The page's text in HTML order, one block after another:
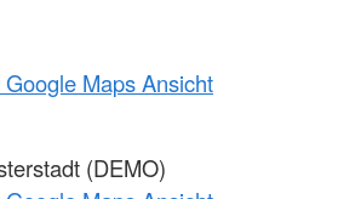
Maps Ansicht
(DEMO)